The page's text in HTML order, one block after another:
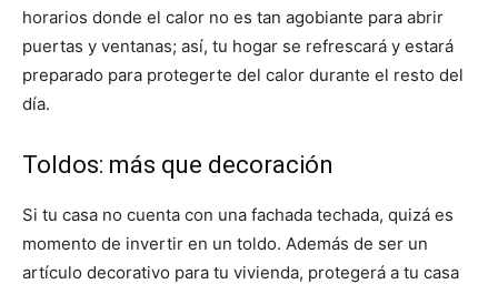
horarios donde el calor no es tan agobiante para abrir
puertas y ventanas; así, tu hogar se refrescará y estará
preparado para protegerte del calor durante el resto del
día.
Toldos: más que decoración
Si tu casa no cuenta con una fachada techada, quizá es
momento de invertir en un toldo. Además de ser un
artículo decorativo para tu vivienda, protegerá a tu casa